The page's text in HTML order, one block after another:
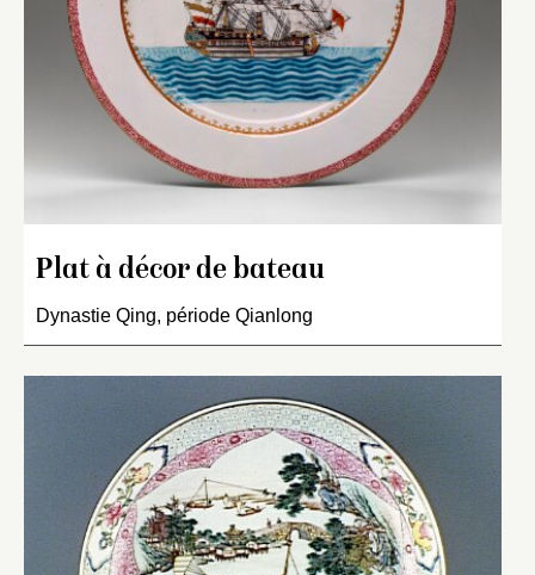
Plat à décor de bateau
Dynastie Qing, période Qianlong